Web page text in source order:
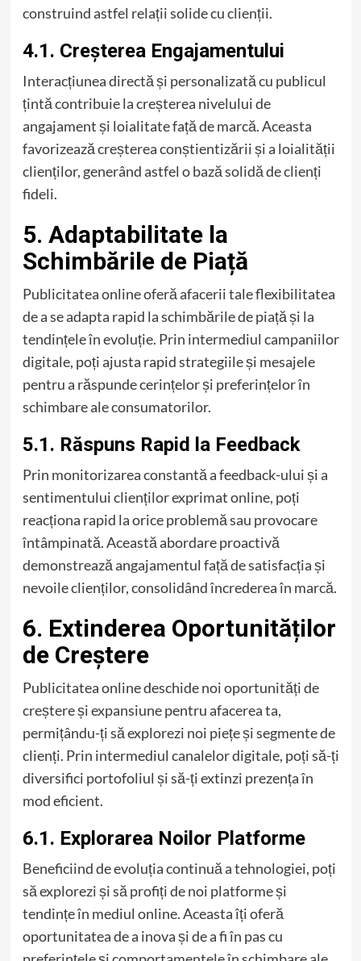
construind astfel relații solide cu clienții.
4.1. Creșterea Engajamentului
Interacțiunea directă și personalizată cu publicul
țintă contribuie la creșterea nivelului de
angajament și loialitate față de marcă. Aceasta
favorizează creșterea conștientizării și a loialității
clienților, generând astfel o bază solidă de clienți
fideli.
5. Adaptabilitate la
Schimbările de Piață
Publicitatea online oferă afacerii tale flexibilitatea
de a se adapta rapid la schimbările de piață și la
tendințele în evoluție. Prin intermediul campaniilor
digitale, poți ajusta rapid strategiile și mesajele
pentru a răspunde cerințelor și preferințelor în
schimbare ale consumatorilor.
5.1. Răspuns Rapid la Feedback
Prin monitorizarea constantă a feedback-ului și a
sentimentului clienților exprimat online, poți
reacționa rapid la orice problemă sau provocare
întâmpinată. Această abordare proactivă
demonstrează angajamentul față de satisfacția și
nevoile clienților, consolidând încrederea în marcă.
6. Extinderea Oportunităților
de Creștere
Publicitatea online deschide noi oportunități de
creștere și expansiune pentru afacerea ta,
permițându-ți să explorezi noi piețe și segmente de
clienți. Prin intermediul canalelor digitale, poți să-ți
diversifici portofoliul și să-ți extinzi prezența în
mod eficient.
6.1. Explorarea Noilor Platforme
Beneficiind de evoluția continuă a tehnologiei, poți
să explorezi și să profiți de noi platforme și
tendințe în mediul online. Aceasta îți oferă
oportunitatea de a inova și de a fi în pas cu